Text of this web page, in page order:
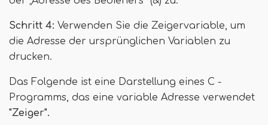
Schritt 4: Verwenden Sie die Zeigervariable, um
die Adresse der ursprünglichen Variablen zu
drucken.
Das Folgende ist eine Darstellung eines C -
Programms, das eine variable Adresse verwendet
"Zeiger".